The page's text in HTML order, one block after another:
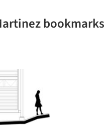
bookmarks